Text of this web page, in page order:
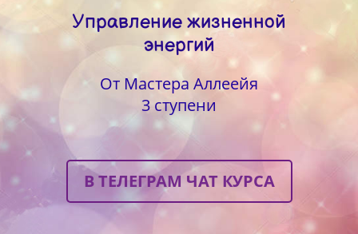
Управление жизненной
энергий
От Мастера Аллеейя
3 ступени
В ТЕЛЕГРАМ ЧАТ КУРСА